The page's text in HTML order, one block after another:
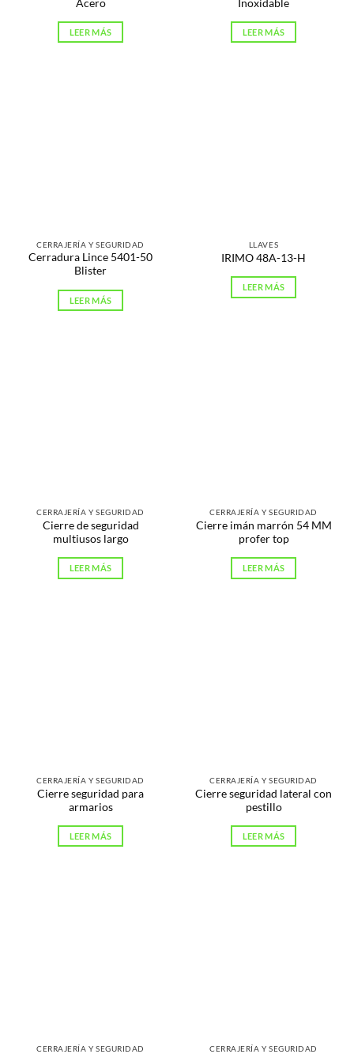
Acero
LEER MÁS
Inoxidable
LEER MÁS
CERRAJERÍA Y SEGURIDAD
Cerradura Lince 5401-50
Blister
LEER MÁS
LLAVES
IRIMO 48A-13-H
LEER MÁS
CERRAJERÍA Y SEGURIDAD
Cierre de seguridad
multiusos largo
LEER MÁS
CERRAJERÍA Y SEGURIDAD
Cierre imán marrón 54 MM
profer top
LEER MÁS
CERRAJERÍA Y SEGURIDAD
Cierre seguridad para
armarios
LEER MÁS
CERRAJERÍA Y SEGURIDAD
Cierre seguridad lateral con
pestillo
LEER MÁS
CERRAJERÍA Y SEGURIDAD CERRAJERÍA Y SEGURIDAD